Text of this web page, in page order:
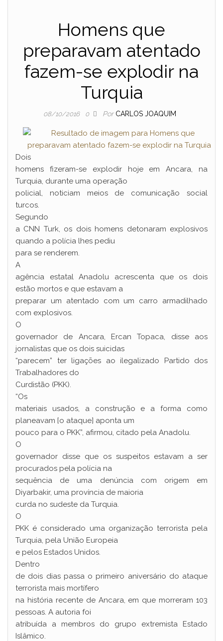
Homens que
preparavam atentado
fazem-se explodir na
Turquia
08/10/2016 0 Por CARLOS JOAQUIM
Dois
homens fizeram-se explodir hoje em Ancara, na
Turquia, durante uma operação
policial, noticiam meios de comunicação social
turcos.
Segundo
a CNN Turk, os dois homens detonaram explosivos
quando a polícia lhes pediu
para se renderem.
A
agência estatal Anadolu acrescenta que os dois
estão mortos e que estavam a
preparar um atentado com um carro armadilhado
com explosivos.
O
governador de Ancara, Ercan Topaca, disse aos
jornalistas que os dois suicidas
“parecem” ter ligações ao ilegalizado Partido dos
Trabalhadores do
Curdistão (PKK).
“Os
materiais usados, a construção e a forma como
planeavam [o ataque] aponta um
pouco para o PKK”, afirmou, citado pela Anadolu.
O
governador disse que os suspeitos estavam a ser
procurados pela polícia na
sequência de uma denúncia com origem em
Diyarbakir, uma província de maioria
curda no sudeste da Turquia.
O
PKK é considerado uma organização terrorista pela
Turquia, pela União Europeia
e pelos Estados Unidos.
Dentro
de dois dias passa o primeiro aniversário do ataque
terrorista mais mortífero
na história recente de Ancara, em que morreram 103
pessoas. A autoria foi
atribuída a membros do grupo extremista Estado
Islâmico.